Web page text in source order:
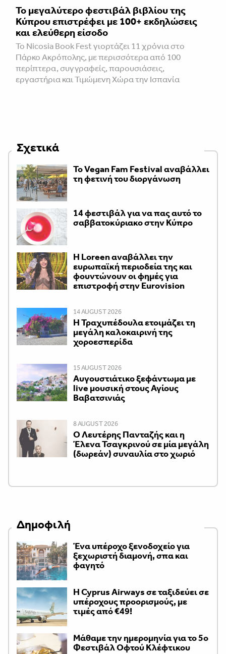
Το μεγαλύτερο φεστιβάλ βιβλίου της
Κύπρου επιστρέφει με 100+ εκδηλώσεις
και ελεύθερη είσοδο
Το Nicosia Book Fest γιορτάζει 11 χρόνια στο
Πάρκο Ακρόπολης, με περισσότερα από 100
περίπτερα, συγγραφείς, παρουσιάσεις,
εργαστήρια και Τιμώμενη Χώρα την Ισπανία
Σχετικά
Το Vegan Fam Festival αναβάλλει
τη φετινή του διοργάνωση
14 φεστιβάλ για να πας αυτό το
σαββατοκύριακο στην Κύπρο
Η Loreen αναβάλλει την
ευρωπαϊκή περιοδεία της και
φουντώνουν οι φημές για
επιστροφή στην Eurovision
14 AUGUST 2026
Η Τραχυπέδουλα ετοιμάζει τη
μεγάλη καλοκαιρινή της
χοροεσπερίδα
15 AUGUST 2026
Αυγουστιάτικο ξεφάντωμα με
live μουσική στους Αγίους
Βαβατσινιάς
8 AUGUST 2026
Ο Λευτέρης Πανταζής και η
Έλενα Τσαγκρινού σε μία μεγάλη
(δωρεάν) συναυλία στο χωριό
Δημοφιλή
Ένα υπέροχο ξενοδοχείο για
ξεχωριστή διαμονή, σπα και
φαγητό
H Cyprus Airways σε ταξιδεύει σε
υπέροχους προορισμούς, με
τιμές από €49!
Μάθαμε την ημερομηνία για το 5ο
Φεστιβάλ Οφτού Κλέφτικου